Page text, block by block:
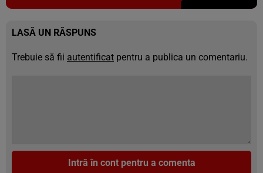
LASĂ UN RĂSPUNS
Trebuie să fii autentificat pentru a publica un comentariu.
Intră în cont pentru a comenta